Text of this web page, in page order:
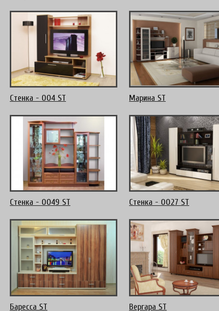
Стенка - 004 ST Марина ST
Стенка - 0049 ST Стенка - 0027 ST
Баресса ST Вергара ST